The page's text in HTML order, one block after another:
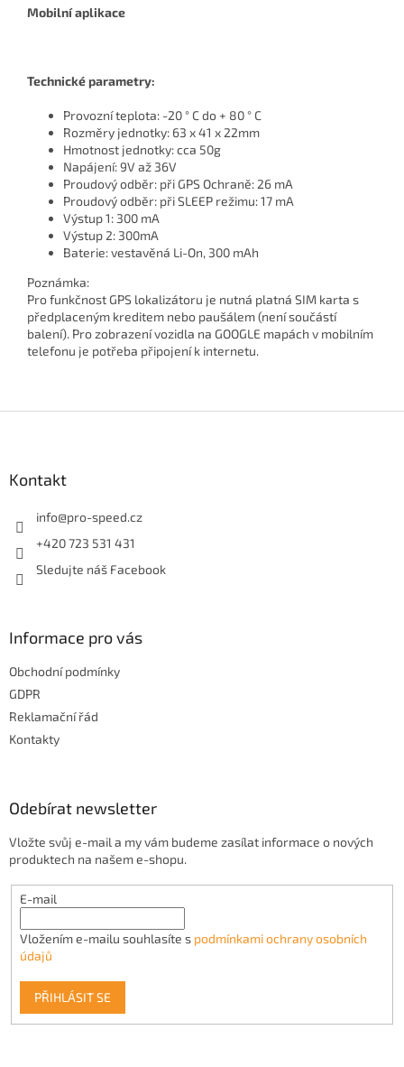
Mobilní aplikace
Technické parametry:
Provozní teplota: -20 ° C do + 80 ° C
Rozměry jednotky: 63 x 41 x 22mm
Hmotnost jednotky: cca 50g
Napájení: 9V až 36V
Proudový odběr: při GPS Ochraně: 26 mA
Proudový odběr: při SLEEP režimu: 17 mA
Výstup 1: 300 mA
Výstup 2: 300mA
Baterie: vestavěná Li-On, 300 mAh
Poznámka:
Pro funkčnost GPS lokalizátoru je nutná platná SIM karta s
předplaceným kreditem nebo paušálem (není součástí
balení). Pro zobrazení vozidla na GOOGLE mapách v mobilním
telefonu je potřeba připojení k internetu.
Kontakt
info@pro-speed.cz
+420 723 531 431
Sledujte náš Facebook
Informace pro vás
Obchodní podmínky
GDPR
Reklamační řád
Kontakty
Odebírat newsletter
Vložte svůj e-mail a my vám budeme zasílat informace o nových
produktech na našem e-shopu.
E-mail
Vložením e-mailu souhlasíte s podmínkami ochrany osobních
údajů
PŘIHLÁSIT SE